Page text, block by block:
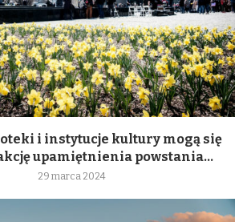
i instytucje kultury mogą się
akcję upamiętnienia powstania...
29 marca 2024